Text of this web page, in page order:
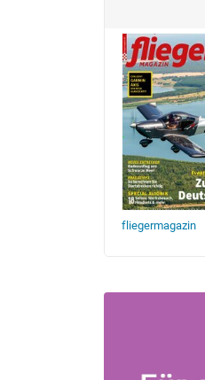
fliegermagazin